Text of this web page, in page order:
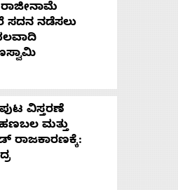
ರಾಜೀನಾಮೆ
ಸದನ ನಡೆಸಲು
ವಿಸ್ತರಣೆ
ಮತ್ತು
ರಾಜಕಾರಣಕ್ಕೆ: